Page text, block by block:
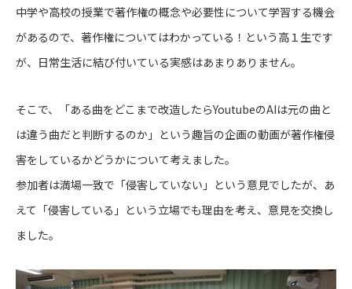
中学や高校の授業で著作権の概念や必要性について学習する機会
があるので、著作権についてはわかっている！という高１生です
が、日常生活に結び付いている実感はあまりありません。
そこで、「ある曲をどこまで改造したらYoutubeのAIは元の曲と
は違う曲だと判断するのか」という趣旨の企画の動画が著作権侵
害をしているかどうかについて考えました。
参加者は満場一致で「侵害していない」という意見でしたが、あ
えて「侵害している」という立場でも理由を考え、意見を交換し
ました。